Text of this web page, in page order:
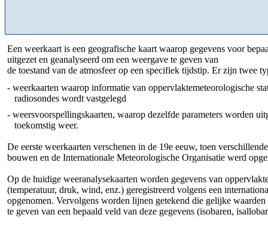
Een weerkaart is een geografische kaart waarop gegevens voor
uitgezet en geanalyseerd om een ​​weergave te geven van
de toestand van de atmosfeer op een specifiek tijdstip. Er zijn twee
- weerkaarten waarop informatie van oppervlaktemeteorologische
radiosondes wordt vastgelegd
- weersvoorspellingskaarten, waarop dezelfde parameters worden
toekomstig weer.
De eerste weerkaarten verschenen in de 19e eeuw, toen
bouwen en de Internationale Meteorologische Organisatie werd
Op de huidige weeranalysekaarten worden gegevens van
(temperatuur, druk, wind, enz.) geregistreerd volgens een
opgenomen. Vervolgens worden lijnen getekend die gelijke
te geven van een bepaald veld van deze gegevens (isobaren,